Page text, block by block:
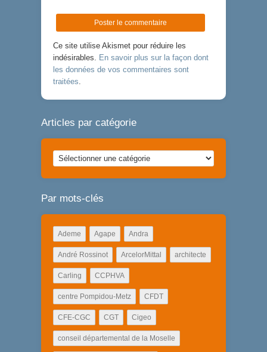
Ce site utilise Akismet pour réduire les
indésirables. En savoir plus sur la façon dont
les données de vos commentaires sont
traitées.
Articles par catégorie
Articles
par
catégorie
Par mots-clés
Ademe Agape Andra
André Rossinot ArcelorMittal architecte
Carling CCPHVA
centre Pompidou-Metz CFDT
CFE-CGC CGT Cigeo
conseil départemental de la Moselle